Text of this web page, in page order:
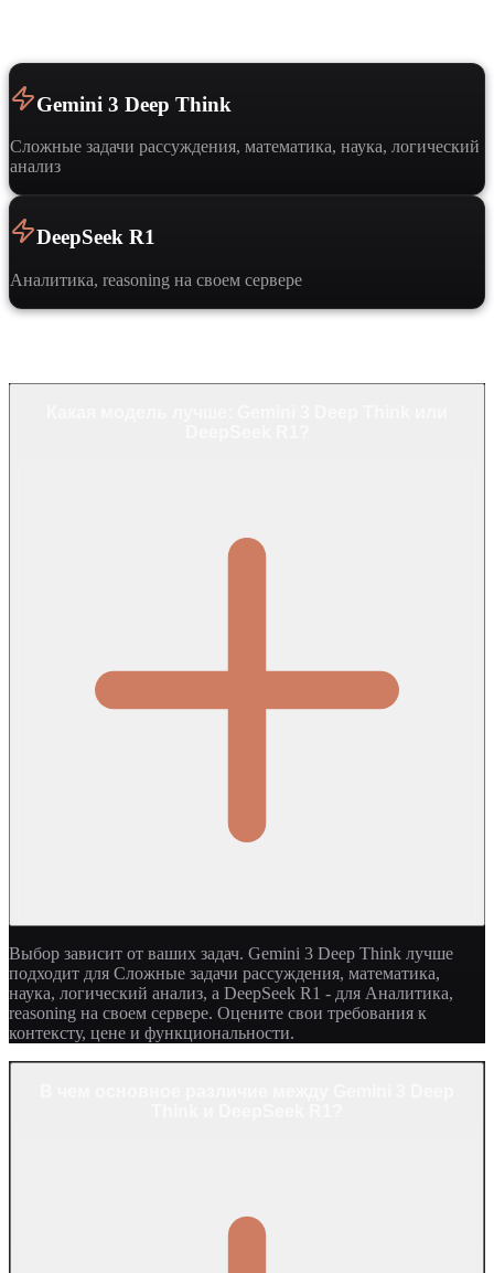
Gemini 3 Deep Think
Сложные задачи рассуждения, математика, наука, логический
анализ
DeepSeek R1
Аналитика, reasoning на своем сервере
Выбор зависит от ваших задач. Gemini 3 Deep Think лучше
подходит для Сложные задачи рассуждения, математика,
наука, логический анализ, а DeepSeek R1 - для Аналитика,
reasoning на своем сервере. Оцените свои требования к
контексту, цене и функциональности.